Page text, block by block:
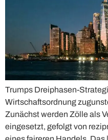
Trumps Dreiphasen-
Wirtschaftsordnung
Zunächst werden Zölle als
eingesetzt, gefolgt von